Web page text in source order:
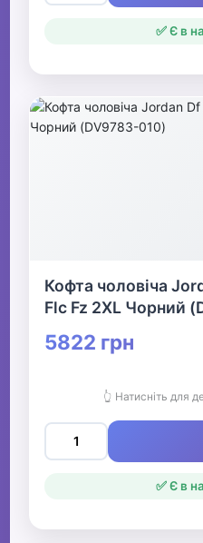
✅ Є в
Кофта чоловіча
Flc Fz 2XL Чорний
5822 грн
👆 Натисніть для
✅ Є в